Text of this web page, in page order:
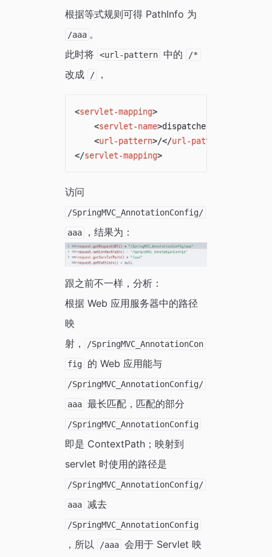
根据等式规则可得 PathInfo 为
/aaa 。
此时将 <url-pattern 中的 /*
改成 / ，
<servlet-mapping>
<servlet-name>dispatcher
<url-pattern>/</url-pattern
</servlet-mapping>
访问
/SpringMVC_AnnotationConfig/
aaa ，结果为：
跟之前不一样，分析：
根据 Web 应用服务器中的路径
映
射，
/SpringMVC_AnnotationCon
fig 的 Web 应用能与
/SpringMVC_AnnotationConfig/
aaa 最长匹配，匹配的部分
/SpringMVC_AnnotationConfig
即是 ContextPath；映射到
servlet 时使用的路径是
/SpringMVC_AnnotationConfig/
aaa 减去
/SpringMVC_AnnotationConfig
，所以 /aaa 会用于 Servlet 映